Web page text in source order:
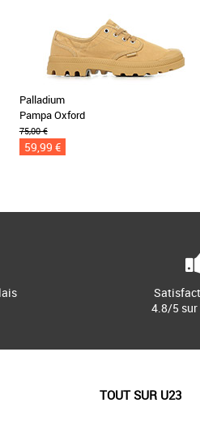
Palladium
Pampa Oxford
75,00 €
59,99 €
4.8/5
TOUT SUR U23